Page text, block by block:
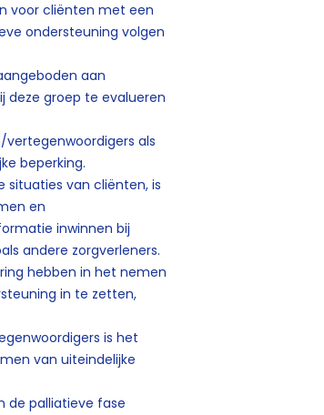
voor cliënten met een
ondersteuning volgen
aan
deze groep te evalueren
als
beperking.
situaties van cliënten, is
en
inwinnen bij
andere zorgverleners.
hebben in het nemen
in te zetten,
is het
van uiteindelijke
de palliatieve fase